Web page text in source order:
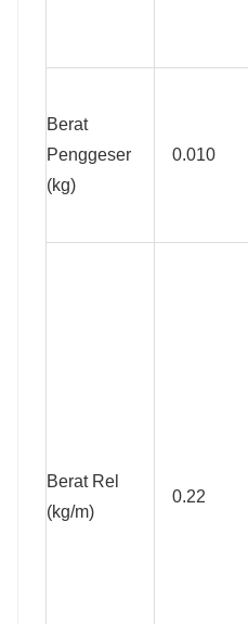
Berat
Penggeser
(kg)
0.010
Berat Rel
(kg/m)
0.22